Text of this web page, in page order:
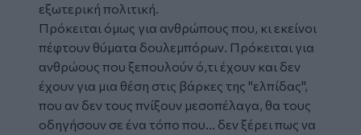
εξωτερική πολιτική.
Πρόκειται όμως για ανθρώπους που, κι εκείνοι
πέφτουν θύματα δουλεμπόρων. Πρόκειται για
ανθρώους που ξεπουλούν ό,τι έχουν και δεν
έχουν για μια θέση στις βάρκες της "ελπίδας",
που αν δεν τους πνίξουν μεσοπέλαγα, θα τους
οδηγήσουν σε ένα τόπο που... δεν ξέρει πως να